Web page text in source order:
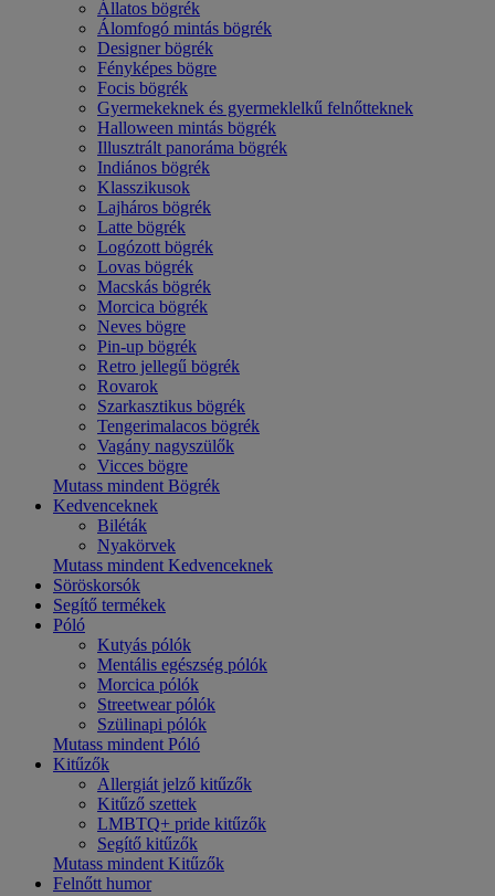
Állatos bögrék
Álomfogó mintás bögrék
Designer bögrék
Fényképes bögre
Focis bögrék
Gyermekeknek és gyermeklelkű felnőtteknek
Halloween mintás bögrék
Illusztrált panoráma bögrék
Indiános bögrék
Klasszikusok
Lajháros bögrék
Latte bögrék
Logózott bögrék
Lovas bögrék
Macskás bögrék
Morcica bögrék
Neves bögre
Pin-up bögrék
Retro jellegű bögrék
Rovarok
Szarkasztikus bögrék
Tengerimalacos bögrék
Vagány nagyszülők
Vicces bögre
Mutass mindent Bögrék
Kedvenceknek
Biléták
Nyakörvek
Mutass mindent Kedvenceknek
Söröskorsók
Segítő termékek
Póló
Kutyás pólók
Mentális egészség pólók
Morcica pólók
Streetwear pólók
Szülinapi pólók
Mutass mindent Póló
Kitűzők
Allergiát jelző kitűzők
Kitűző szettek
LMBTQ+ pride kitűzők
Segítő kitűzők
Mutass mindent Kitűzők
Felnőtt humor